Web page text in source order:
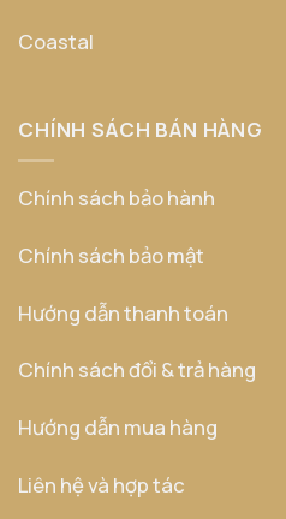
Coastal
CHÍNH SÁCH BÁN HÀNG
Chính sách bảo hành
Chính sách bảo mật
Hướng dẫn thanh toán
Chính sách đổi & trả hàng
Hướng dẫn mua hàng
Liên hệ và hợp tác